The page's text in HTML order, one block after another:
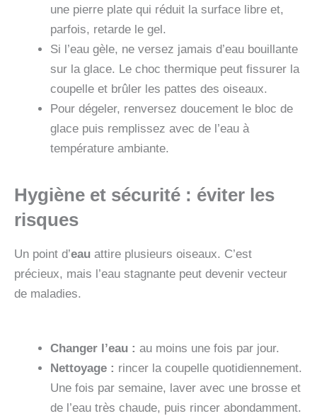
une pierre plate qui réduit la surface libre et,
parfois, retarde le gel.
Si l’eau gèle, ne versez jamais d’eau bouillante
sur la glace. Le choc thermique peut fissurer la
coupelle et brûler les pattes des oiseaux.
Pour dégeler, renversez doucement le bloc de
glace puis remplissez avec de l’eau à
température ambiante.
Hygiène et sécurité : éviter les
risques
Un point d’eau attire plusieurs oiseaux. C’est
précieux, mais l’eau stagnante peut devenir vecteur
de maladies.
Changer l’eau : au moins une fois par jour.
Nettoyage : rincer la coupelle quotidiennement.
Une fois par semaine, laver avec une brosse et
de l’eau très chaude, puis rincer abondamment.